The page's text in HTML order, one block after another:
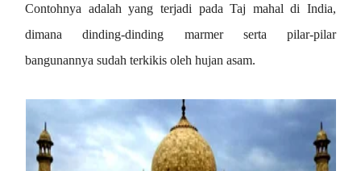
Contohnya adalah yang terjadi pada Taj mahal di India,
dimana dinding-dinding marmer serta pilar-pilar
bangunannya sudah terkikis oleh hujan asam.